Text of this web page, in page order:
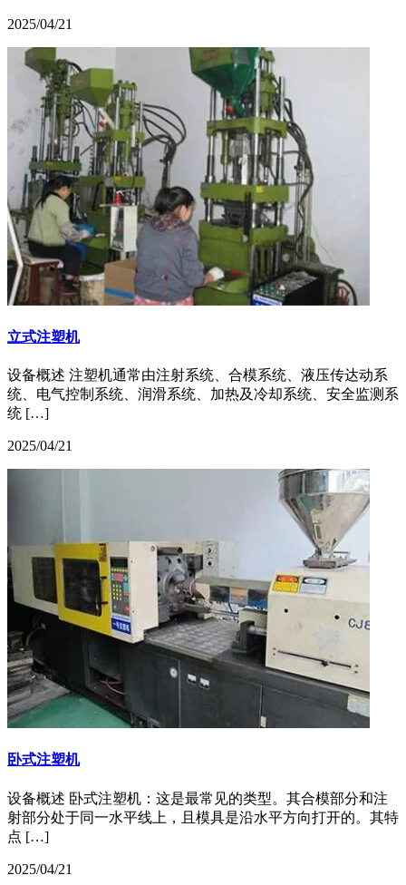
2025/04/21
立式注塑机
设备概述 注塑机通常由注射系统、合模系统、液压传达动系
统、电气控制系统、润滑系统、加热及冷却系统、安全监测系
统 […]
2025/04/21
卧式注塑机
设备概述 卧式注塑机：这是最常见的类型。其合模部分和注
射部分处于同一水平线上，且模具是沿水平方向打开的。其特
点 […]
2025/04/21